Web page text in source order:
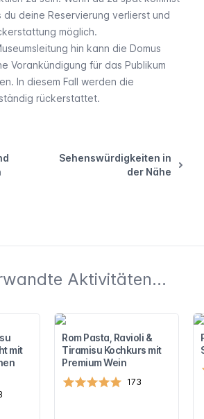
du deine Reservierung verlierst und
möglich.
hin kann die Domus
Vorankündigung für das Publikum
In diesem Fall werden die
rückerstattet.
Sehenswürdigkeiten in
der Nähe
Aktivitäten...
mit
Rom Pasta, Ravioli &
Tiramisu Kochkurs mit
Premium Wein
173